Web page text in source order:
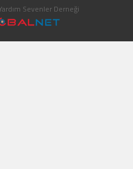
Sevenler Derneği